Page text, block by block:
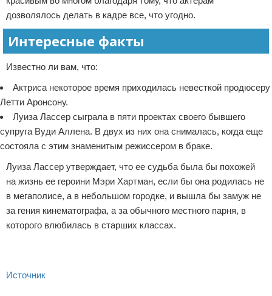
дозволялось делать в кадре все, что угодно.
Интересные факты
Известно ли вам, что:
Актриса некоторое время приходилась невесткой продюсеру
Летти Аронсону.
Луиза Лассер сыграла в пяти проектах своего бывшего
супруга Вуди Аллена. В двух из них она снималась, когда еще
состояла с этим знаменитым режиссером в браке.
Луиза Лассер утверждает, что ее судьба была бы похожей
на жизнь ее героини Мэри Хартман, если бы она родилась не
в мегаполисе, а в небольшом городке, и вышла бы замуж не
за гения кинематографа, а за обычного местного парня, в
которого влюбилась в старших классах.
Источник